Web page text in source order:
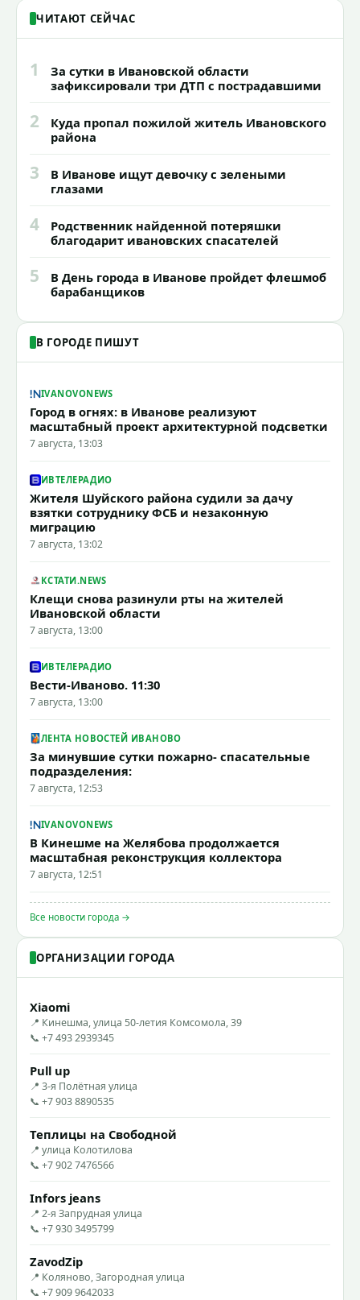
ЧИТАЮТ СЕЙЧАС
1
За сутки в Ивановской области
зафиксировали три ДТП с пострадавшими
2
Куда пропал пожилой житель Ивановского
района
3
В Иванове ищут девочку с зелеными
глазами
4
Родственник найденной потеряшки
благодарит ивановских спасателей
5
В День города в Иванове пройдет флешмоб
барабанщиков
В ГОРОДЕ ПИШУТ
IVANOVONEWS
Город в огнях: в Иванове реализуют
масштабный проект архитектурной подсветки
7 августа, 13:03
ИВТЕЛЕРАДИО
Жителя Шуйского района судили за дачу
взятки сотруднику ФСБ и незаконную
миграцию
7 августа, 13:02
КСТАТИ.NEWS
Клещи снова разинули рты на жителей
Ивановской области
7 августа, 13:00
ИВТЕЛЕРАДИО
Вести-Иваново. 11:30
7 августа, 13:00
ЛЕНТА НОВОСТЕЙ ИВАНОВО
За минувшие сутки пожарно- спасательные
подразделения:
7 августа, 12:53
IVANOVONEWS
В Кинешме на Желябова продолжается
масштабная реконструкция коллектора
7 августа, 12:51
Все новости города →
ОРГАНИЗАЦИИ ГОРОДА
Xiaomi
📍 Кинешма, улица 50-летия Комсомола, 39
📞 +7 493 2939345
Pull up
📍 3-я Полётная улица
📞 +7 903 8890535
Теплицы на Свободной
📍 улица Колотилова
📞 +7 902 7476566
Infors jeans
📍 2-я Запрудная улица
📞 +7 930 3495799
ZavodZip
📍 Коляново, Загородная улица
📞 +7 909 9642033